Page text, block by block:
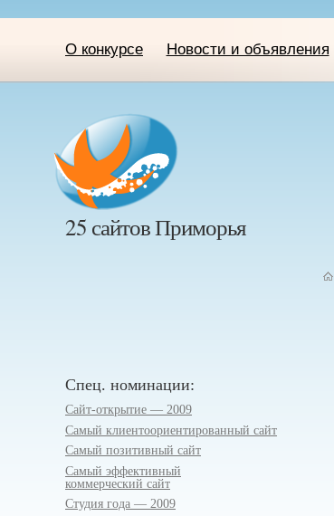
О конкурсе Новости и объявления
25 сайтов Приморья
Спец. номинации:
Сайт-открытие — 2009
Самый клиентоориенти­рованный сайт
Самый позитивный сайт
Самый эффективный
коммерческий сайт
Студия года — 2009